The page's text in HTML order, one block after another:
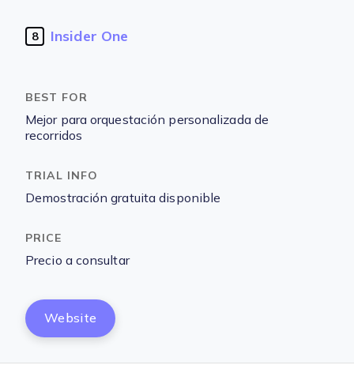
8 Insider One
Mejor para orquestación personalizada de
recorridos
Demostración gratuita disponible
Precio a consultar
Website